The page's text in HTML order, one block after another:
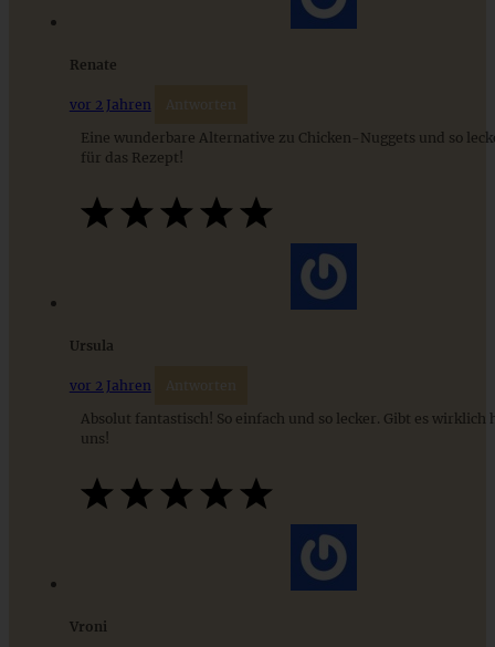
Meine beste Frankfurter Grüne Soße – Grie Soß’
ZUM BEITRAG
Cremiges Lemon Posset - die einfachste Zitronencreme in
Renate
vor 2 Jahren Antworten
Eine wunderbare Alternative zu Chicken-Nuggets und so
für das Rezept!
Ursula
vor 2 Jahren Antworten
Absolut fantastisch! So einfach und so lecker. Gibt es wirklich
uns!
Vroni